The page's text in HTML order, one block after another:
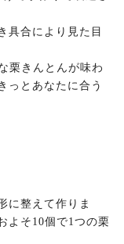
具合により見た目
栗きんとんが味わ
っとあなたに合う
に整えて作りま
よそ10個で1つの栗